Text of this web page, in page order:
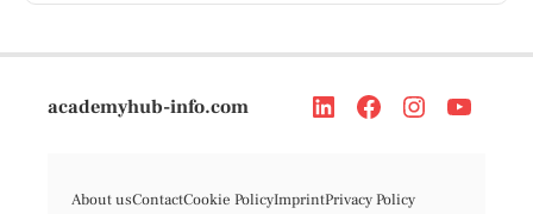
academyhub-info.com
About usContactCookie PolicyImprintPrivacy Policy